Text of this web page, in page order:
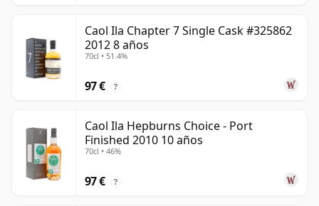
Caol Ila Chapter 7 Single Cask #325862
2012 8 años
70cl • 51.4%
97 € ?
Caol Ila Hepburns Choice - Port
Finished 2010 10 años
70cl • 46%
97 € ?